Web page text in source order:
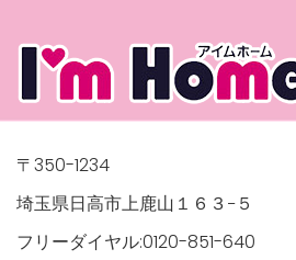
〒350-1234
埼玉県日高市上鹿山１６３−５
フリーダイヤル:0120-851-640